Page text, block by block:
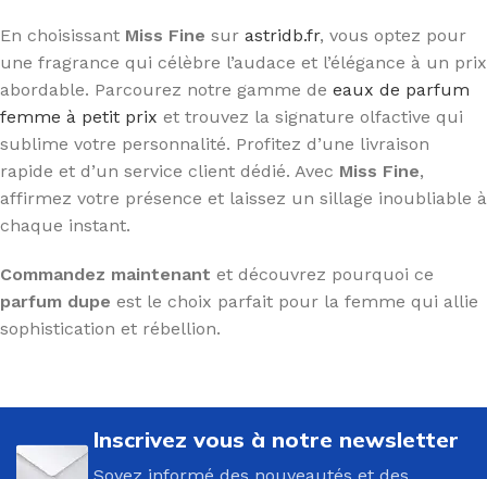
En choisissant Miss Fine sur astridb.fr, vous optez pour
une fragrance qui célèbre l’audace et l’élégance à un prix
abordable. Parcourez notre gamme de eaux de parfum
femme à petit prix et trouvez la signature olfactive qui
sublime votre personnalité. Profitez d’une livraison
rapide et d’un service client dédié. Avec Miss Fine,
affirmez votre présence et laissez un sillage inoubliable à
chaque instant.
Commandez maintenant et découvrez pourquoi ce
parfum dupe est le choix parfait pour la femme qui allie
sophistication et rébellion.
Inscrivez vous à notre newsletter
Soyez informé des nouveautés et des